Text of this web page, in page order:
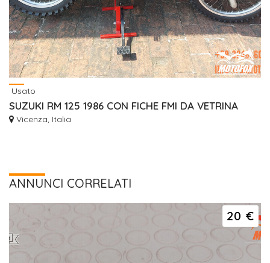
Usato
SUZUKI RM 125 1986 CON FICHE FMI DA VETRINA
Vicenza, Italia
ANNUNCI CORRELATI
20 €